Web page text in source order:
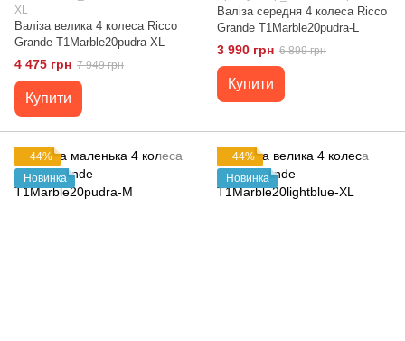
XL
Валіза велика 4 колеса Ricco
Grande T1Marble20pudra-XL
4 475 грн 7 949 грн
Купити
Валіза середня 4 колеса Ricco
Grande T1Marble20pudra-L
3 990 грн 6 899 грн
Купити
−44%
Новинка
−44%
Новинка